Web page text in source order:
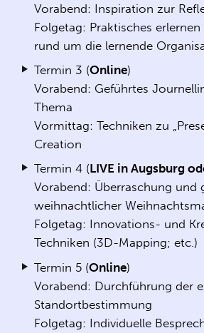
Vorabend: Inspiration zur
Folgetag: Praktisches
rund um die lernende
Termin 3 (Online)
Vorabend: Geführtes
Thema
Vormittag: Techniken zu
Creation
Termin 4 (LIVE in Augsburg
Vorabend: Überraschung und
weihnachtlicher
Folgetag: Innovations- und
Techniken (3D-Mapping; etc.)
Termin 5 (Online)
Vorabend: Durchführung der
Standortbestimmung
Folgetag: Individuelle